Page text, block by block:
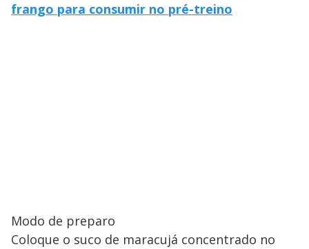
frango para consumir no pré-treino
Modo de preparo
Coloque o suco de maracujá concentrado no